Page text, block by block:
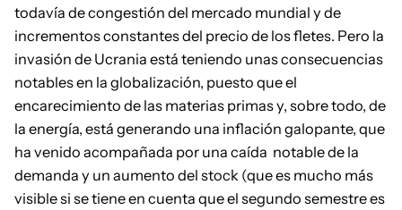
todavía de congestión del mercado mundial y de
incrementos constantes del precio de los fletes. Pero la
invasión de Ucrania está teniendo unas consecuencias
notables en la globalización, puesto que el
encarecimiento de las materias primas y, sobre todo, de
la energía, está generando una inflación galopante, que
ha venido acompañada por una caída notable de la
demanda y un aumento del stock (que es mucho más
visible si se tiene en cuenta que el segundo semestre es